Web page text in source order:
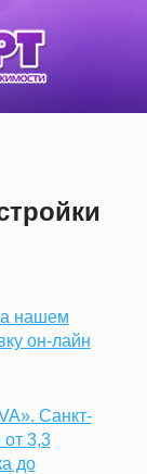
нашем
он-лайн
Санкт-
3,3
до